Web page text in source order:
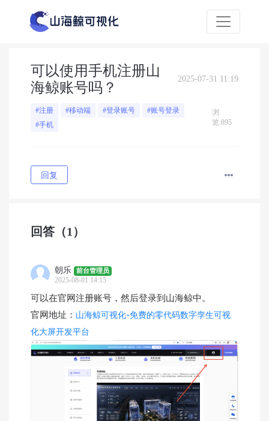
可以使用手机注册山
海鲸账号吗？
2025-07-31 11:19
#注册 #移动端 #登录账号
#账号登录
#手机
浏
览:895
回复
回答 （1）
朝乐 前台管理员
2025-08-01 14:15
可以在官网注册账号，然后登录到山海鲸中。
官网地址： 山海鲸可视化-免费的零代码数字孪生可视
化大屏开发平台